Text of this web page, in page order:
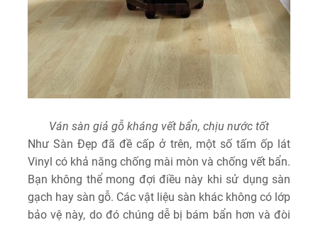
Ván sàn giả gỗ kháng vết bẩn, chịu nước tốt
Như Sàn Đẹp đã đề cấp ở trên, một số tấm ốp lát
Vinyl có khả năng chống mài mòn và chống vết bẩn.
Bạn không thể mong đợi điều này khi sử dụng sàn
gạch hay sàn gỗ. Các vật liệu sàn khác không có lớp
bảo vệ này, do đó chúng dễ bị bám bẩn hơn và đòi